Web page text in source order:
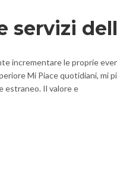
servizi
incrementare le proprie
Mi Piace quotidiani,
estraneo. Il valore e